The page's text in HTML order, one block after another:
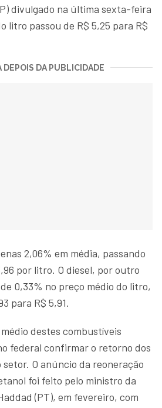
divulgado na última sexta-feira
litro passou de R$ 5,25 para R$
DA PUBLICIDADE
2,06% em média, passando
por litro. O diesel, por outro
0,33% no preço médio do litro,
para R$ 5,91.
destes combustíveis
federal confirmar o retorno dos
O anúncio da reoneração
foi feito pelo ministro da
(PT), em fevereiro, com